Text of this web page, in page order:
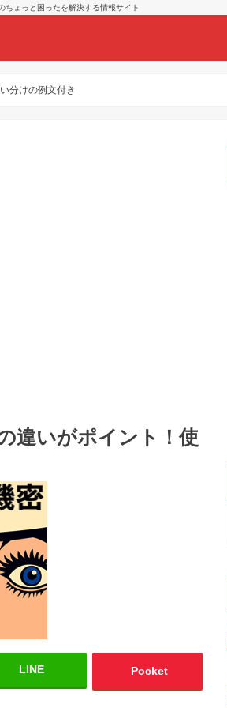
ちょっと困ったを解決する情報サイト
分けの例文付き
違いがポイント！使
LINE Pocket